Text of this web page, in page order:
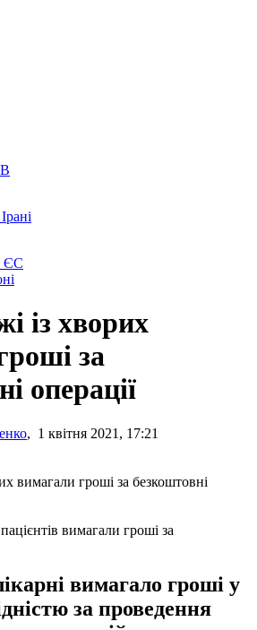
ЄС
із хворих
за
операції
, 1 квітня 2021, 17:21
вимагали гроші за
вимагало гроші у
за проведення